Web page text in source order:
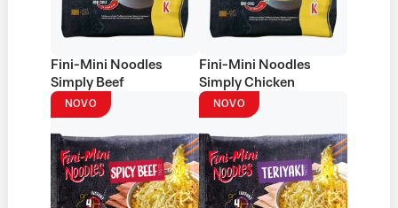
Fini-Mini Noodles
Simply Beef
Fini-Mini Noodles
Simply Chicken
NOVO NOVO